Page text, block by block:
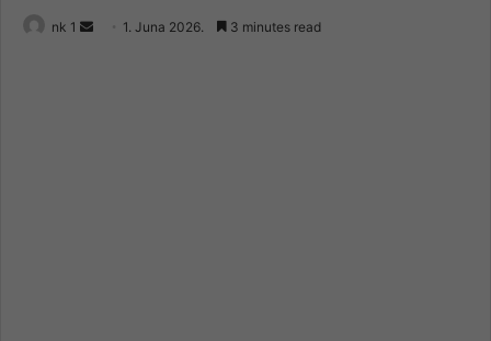
nk 1
Send 1. Juna 2026. 3 minutes read